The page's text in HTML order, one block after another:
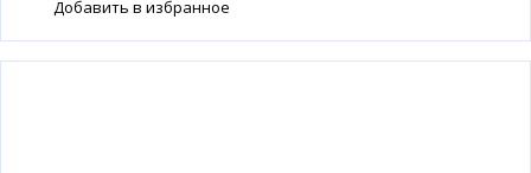
Добавить в избранное